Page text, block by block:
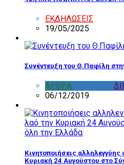
ΕΚΔΗΛΩΣΕΙΣ
19/05/2025
Συνέντευξη του Θ.Παφίλη
ΑΡΘΡΑ
06/12/2019
Κινητοποιήσεις αλληλεγγύης
Κυριακή 24 Αυγούστου στο